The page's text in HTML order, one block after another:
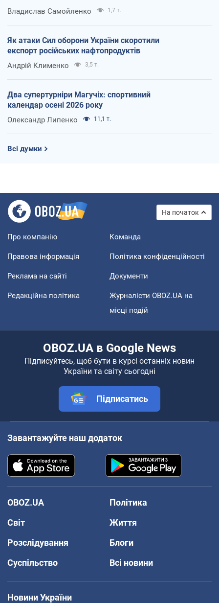
Владислав Самойленко 1,7 т.
Як атаки Сил оборони України скоротили
експорт російських нафтопродуктів
Андрій Клименко 3,5 т.
Два супертурніри Магучіх: спортивний
календар осені 2026 року
Олександр Липенко 11,1 т.
Всі думки
На початок
Про компанію Команда
Правова інформація Політика конфіденційності
Реклама на сайті Документи
Редакційна політика
Журналісти OBOZ.UA на
місці подій
OBOZ.UA в Google News
Підписуйтесь, щоб бути в курсі останніх новин
України та світу сьогодні
Підписатись
Завантажуйте наш додаток
OBOZ.UA
Політика
Світ
Життя
Розслідування
Блоги
Суспільство
Всі новини
Новини України